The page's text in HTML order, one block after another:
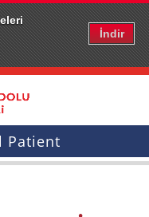
İndir
Patient